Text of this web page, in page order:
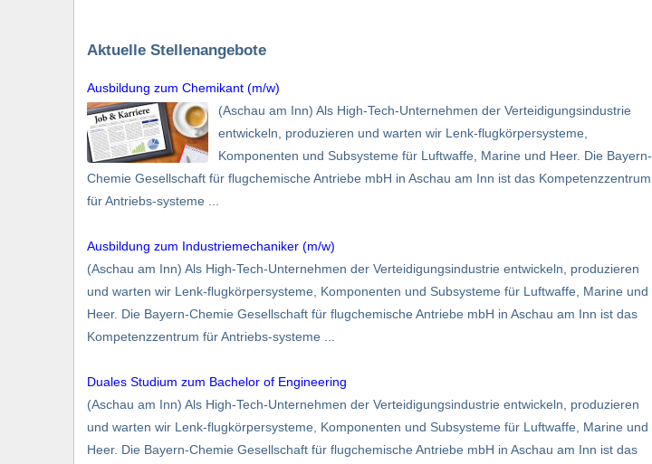
Aktuelle Stellenangebote
Ausbildung zum Chemikant (m/w)
(Aschau am Inn) Als High-Tech-Unternehmen der Verteidigungsindustrie
entwickeln, produzieren und warten wir Lenk-flugkörpersysteme,
Komponenten und Subsysteme für Luftwaffe, Marine und Heer. Die Bayern-
Chemie Gesellschaft für flugchemische Antriebe mbH in Aschau am Inn ist das Kompetenzzentrum
für Antriebs-systeme ...
Ausbildung zum Industriemechaniker (m/w)
(Aschau am Inn) Als High-Tech-Unternehmen der Verteidigungsindustrie entwickeln, produzieren
und warten wir Lenk-flugkörpersysteme, Komponenten und Subsysteme für Luftwaffe, Marine und
Heer. Die Bayern-Chemie Gesellschaft für flugchemische Antriebe mbH in Aschau am Inn ist das
Kompetenzzentrum für Antriebs-systeme ...
Duales Studium zum Bachelor of Engineering
(Aschau am Inn) Als High-Tech-Unternehmen der Verteidigungsindustrie entwickeln, produzieren
und warten wir Lenk-flugkörpersysteme, Komponenten und Subsysteme für Luftwaffe, Marine und
Heer. Die Bayern-Chemie Gesellschaft für flugchemische Antriebe mbH in Aschau am Inn ist das